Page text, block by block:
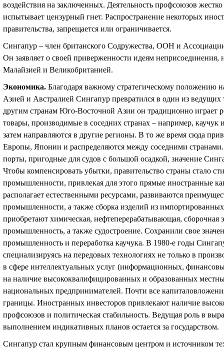
воздействия на заключенных. Деятельность профсоюзов
испытывает цензурный гнет. Распространение некоторых
правительства, запрещается или ограничивается.
Сингапур – член британского Содружества, ООН и
Он заявляет о своей приверженности идеям
Малайзией и Великобританией.
Экономика. Благодаря важному стратегическому положению
Азией и Австралией Сингапур превратился в один из
другим странам Юго-Восточной Азии он традиционно играет
товары, производимые в соседних странах – например,
затем направляются в другие регионы. В то же время сюда
Европы, Японии и распределяются между соседними странами.
порты, пригодные для судов с большой осадкой, значение
Чтобы компенсировать убытки, правительство страны стало
промышленности, привлекая для этого прямые иностранные
располагает естественными ресурсами, развиваются
промышленности, а также сборка изделий из
приобретают химическая, нефтеперерабатывающая, сборочная
промышленность, а также судостроение. Сохранили свое
промышленность и переработка каучука. В 1980-е годы
специализируясь на передовых технологиях не только в
в сфере интеллектуальных услуг (информационных,
на наличие высококвалифицированных и образованных
национальных предпринимателей. Почти все
границы. Иностранных инвесторов привлекают наличие
профсоюзов и политическая стабильность. Ведущая роль в
выполнением индикативных планов остается за государством.
Сингапур стал крупным финансовым центром и источником